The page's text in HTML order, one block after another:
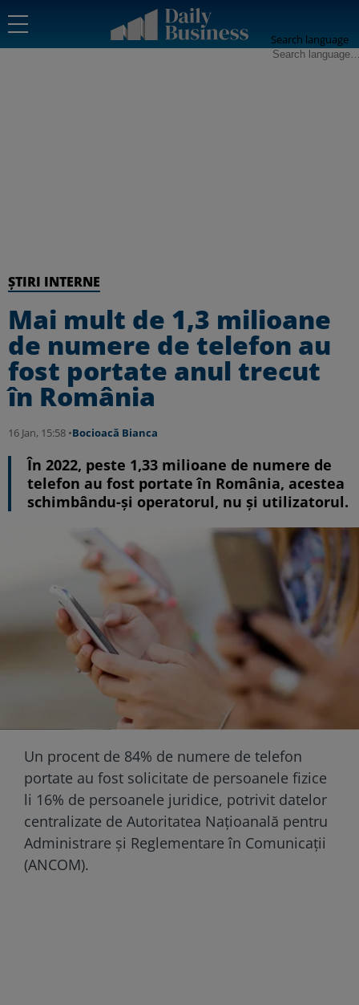
Search language
ȘTIRI INTERNE
Mai mult de 1,3 milioane
de numere de telefon au
fost portate anul trecut
în România
16 Jan, 15:58 •Bocioacă Bianca
În 2022, peste 1,33 milioane de numere de
telefon au fost portate în România, acestea
schimbându-și operatorul, nu și utilizatorul.
Un procent de 84% de numere de telefon
portate au fost solicitate de persoanele fizice
li 16% de persoanele juridice, potrivit datelor
centralizate de Autoritatea Națioanală pentru
Administrare și Reglementare în Comunicații
(ANCOM).